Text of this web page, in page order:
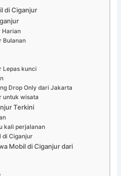
di Ciganjur
Harian
Bulanan
Lepas kunci
Drop Only dari Jakarta
untuk wisata
Terkini
kali perjalanan
di Ciganjur
Mobil di Ciganjur dari